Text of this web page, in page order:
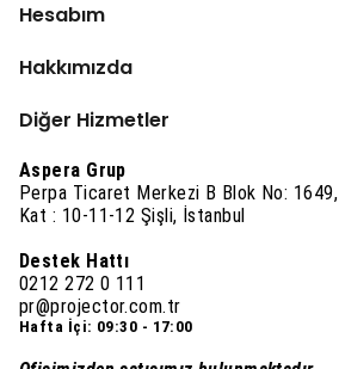
Hesabım
Hakkımızda
Diğer Hizmetler
Aspera Grup
Perpa Ticaret Merkezi B Blok No: 1649,
Kat : 10-11-12 Şişli, İstanbul
Destek Hattı
0212 272 0 111
pr@projector.com.tr
Hafta İçi: 09:30 - 17:00